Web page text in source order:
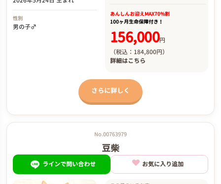
性別
男の子♂
あんしんお迎えMAX70%割
100ヶ月生命保障付き！
156,000円
（税込：184,800円）
詳細はこちら
さらに詳しく
No.00763979
豆柴
ラインで問い合わせ お気に入り追加